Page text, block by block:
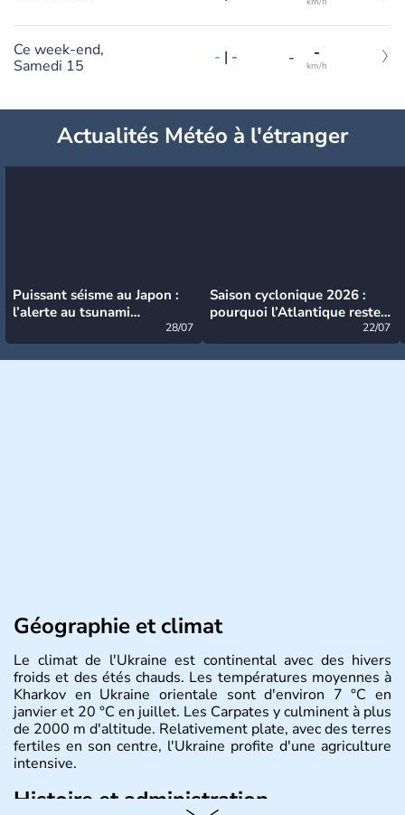
Ce week-end,
Samedi 15
- | - - -
km/h
Actualités Météo à l'étranger
Puissant séisme au Japon :
l’alerte au tsunami
28/07
Saison cyclonique 2026 :
pourquoi l’Atlantique reste
22/07
Géographie et climat
Le climat de l'Ukraine est continental avec des hivers
froids et des étés chauds. Les températures moyennes à
Kharkov en Ukraine orientale sont d'environ 7 °C en
janvier et 20 °C en juillet. Les Carpates y culminent à plus
de 2000 m d'altitude. Relativement plate, avec des terres
fertiles en son centre, l'Ukraine profite d'une agriculture
intensive.
Histoire et administration